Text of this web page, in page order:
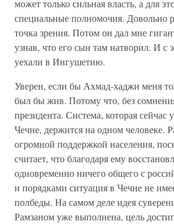
может только сильная власть, а для
специальные полномочия. Довольно
точка зрения. Потом он дал мне
узнав, что его сын там натворил. И с
уехали в Ингушетию.
Уверен, если бы Ахмад-хаджи меня
был бы жив. Потому что, без
президента. Система, которая сейчас
Чечне, держится на одном человеке.
огромной поддержкой населения,
считает, что благодаря ему
одновременно ничего общего с
и порядками ситуация в Чечне не
полбеды. На самом деле идея
Рамзаном уже выполнена, цель